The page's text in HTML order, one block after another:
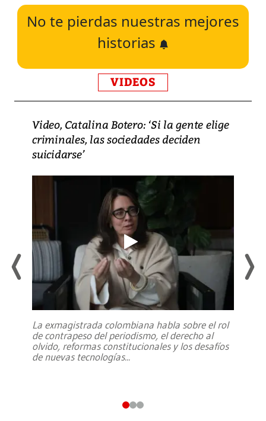
No te pierdas nuestras mejores
historias
VIDEOS
Video, Catalina Botero: ‘Si la gente elige
criminales, las sociedades deciden
suicidarse’
La exmagistrada colombiana habla sobre el rol
de contrapeso del periodismo, el derecho al
olvido, reformas constitucionales y los desafíos
de nuevas tecnologías...